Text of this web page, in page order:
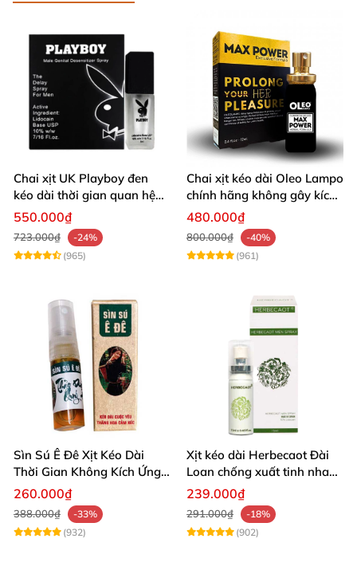
Chai xịt UK Playboy đen
kéo dài thời gian quan hệ
5ml nhỏ gọn
550.000₫
723.000₫
-24%
(965)
Chai xịt kéo dài Oleo Lampo
chính hãng không gây kích
ứng da
480.000₫
800.000₫
-40%
(961)
Sìn Sú Ê Đê Xịt Kéo Dài
Thời Gian Không Kích Ứng
Da
260.000₫
388.000₫
-33%
(932)
Xịt kéo dài Herbecaot Đài
Loan chống xuất tinh nhanh
hiệu quả
239.000₫
291.000₫
-18%
(902)